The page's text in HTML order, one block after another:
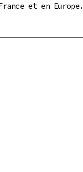
et en Europe.